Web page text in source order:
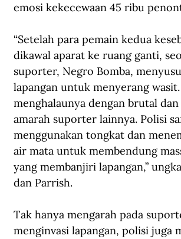
emosi kekecewaan 45 ribu
“Setelah para pemain kedua
dikawal aparat ke ruang ganti,
suporter, Negro Bomba,
lapangan untuk menyerang
menghalaunya dengan brutal
amarah suporter lainnya. Polisi
menggunakan tongkat dan
air mata untuk membendung
yang membanjiri lapangan,”
dan Parrish.
Tak hanya mengarah pada
menginvasi lapangan, polisi juga